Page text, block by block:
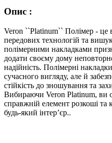
Опис :
Veron ``Platinum`` Полімер - це
передових технологій та
полімерними накладками
додати своєму дому
надійність. Полімерні
сучасного вигляду, але й
стійкість до зношування та
Вибираючи Veron Platinum, ви
справжній елемент розкоші та
будь-який інтер’єр..